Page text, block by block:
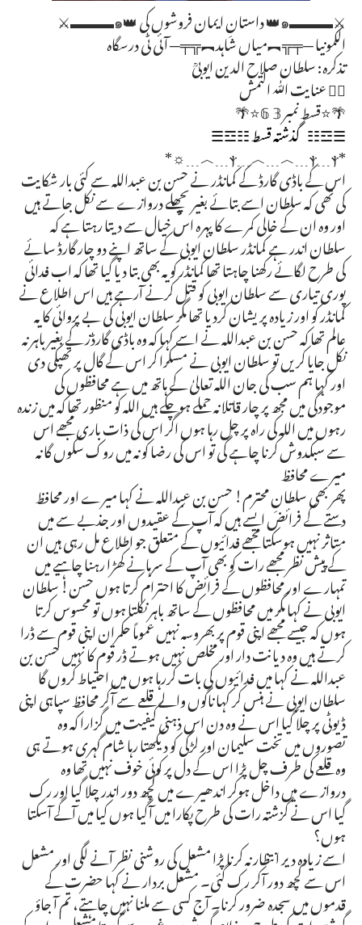
⚔️▬▬▬๑👑 داستانِ ایمان فروشوں کی 👑๑▬▬▬⚔️
الکمونیا ─╤╦︻میاں شاہد︻╦╤─ آئی ٹی درسگاہ
تذکرہ: سلطان صلاح الدین ایوبیؒ
✍🏻 عنایت اللّٰہ التمش
🌴⭐قسط نمبر 𝟛 𝟞⭐🌴
☰☲☷ گذشتہ قسط ☷☲☰
*ⲯ﹍︿﹍︿﹍ⲯ﹍ⲯ﹍︿﹍☼*
اس کے باڈی گارڈ کے کمانڈر نے حسن بن عبداللہ سے کئی بار شکایت
کی تھی کہ سلطان اسے بتائے بغیر پچھلے دروازے سے نکل جاتے ہیں
اور وہ ان کے خالی کمرے کا پہرہ اس خیال سے دیتا رہتا ہے کہ
سلطان اندر ہے کمانڈر سلطان ایوبی کے ساتھ اپنے دو چار گارڈ سائے
کی طرح لگائے رکھنا چاہتا تھا کمانڈر کو یہ بھی بتا دیا گیا تھا کہ اب فدائی
پوری تیاری سے سلطان ایوبی کو قتل کرنے آرہے ہیں اس اطلاع نے
کمانڈر کو اور زیادہ پریشان کردیا تھا مگر سلطان ایوبی کی بے پروائی کا یہ
عالم تھا کہ حسن بن عبداللہ نے اسے کہا کہ وہ باڈی گارڈز کے بغیر باہر نہ
نکل جایا کریں تو سلطان ایوبی نے مسکرا کر اس کے گال پر تھپکی دی
اور کہا ہم سب کی جان اللہ تعالیٰ کے ہاتھ میں ہے محافظوں کی
موجودگی میں مجھ پر چار قاتلانہ حملے ہوچکے ہیں اللہ کو منظور تھا کہ میں زندہ
رہوں میں اللہ کی راہ پر چل رہا ہوں اگر اس کی ذات باری مجھے اس
سے سبکدوش کرنا چاہے گی تو اس کی رضا کو نہ میں روک سکوں گا نہ
میرے محافظ
پھر بھی سلطانِ محترم! حسن بن عبداللہ نے کہا میرے اور محافظ
دستے کے فرائض ایسے ہیں کہ آپ کے عقیدوں اور جذبے سے میں
متاثر نہیں ہوسکتا مجھے فدائیوں کے متعلق جو اطلاع مل رہی ہیں ان
کے پیش نظر مجھے رات کو بھی آپ کے سرہانے کھڑا رہنا چاہیے میں
تمہارے اور محافظوں کے فرائض کا احترام کرتا ہوں حسن! سلطان
ایوبی نے کہا مگر میں محافظوں کے ساتھ باہر نکلتا ہوں تو محسوس کرتا
ہوں کہ جیسے مجھے اپنی قوم پر بھروسہ نہیں عموماً حکمران اپنی قوم سے ڈرا
کرتے ہیں وہ دیانت دار اور مخلص نہیں ہوتے ڈر قوم کا نہیں حسن بن
عبداللہ نے کہا میں فدائیوں کی بات کررہا ہوں میں احتیاط کروں گا
سلطان ایوبی نے ہنس کر کہا ناگوں والے قلعے سے آکر محافظ سپاہی اپنی
ڈیوٹی پر چلا گیا اس نے وہ دن اس ذہنی کیفیت میں گزارا کہ وہ
تصوروں میں تخت سلیمان اور لڑکی کو دیکھتا رہا شام گہری ہوتے ہی
وہ قلعے کی طرف چل پڑا اس کے دل پر کوئی خوف نہیں تھا وہ
دروازے میں داخل ہوکر اندھیرے میں کچھ دور اندر چلا گیا اور رک
گیا اس نے گزشتہ رات کی طرح پکارا میں آگیا ہوں کیا میں آگے آسکتا
ہوں؟
اسے زیادہ دیر انتظار نہ کرنا پڑا مشعل کی روشنی نظر آنے لگی اور مشعل
اس سے کچھ دور آکر رک گئی۔ مشعل بردار نے کہا حضرت کے
قدموں میں سجدہ ضرور کرنا۔ آج کسی سے ملنا نہیں چاہتے، تم آ جاؤ